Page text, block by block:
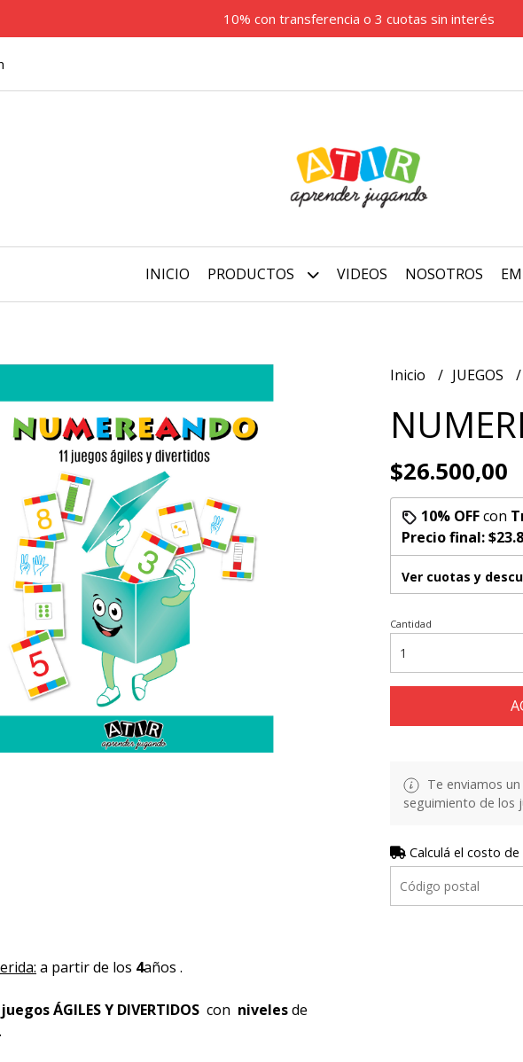
10% con transferencia o 3 cuotas sin interés
INICIO PRODUCTOS VIDEOS NOSOTROS
a partir de los 4años .
ÁGILES Y DIVERTIDOS con nivelesde
Inicio JUEGOS
$26.500,00
10% OFFcon
Precio final:
Ver cuotas y
Cantidad
Te enviamos
seguimiento de los
Calculá el costo de